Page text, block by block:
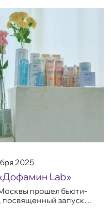
от ...
2025
Lab»
прошел бьюти-
запуску